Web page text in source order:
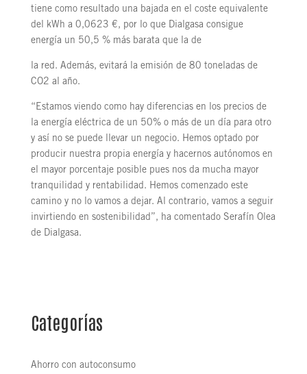
tiene como resultado una bajada en el coste equivalente
del kWh a 0,0623 €, por lo que Dialgasa consigue
energía un 50,5 % más barata que la de
la red. Además, evitará la emisión de 80 toneladas de
CO2 al año.
“Estamos viendo como hay diferencias en los precios de
la energía eléctrica de un 50% o más de un día para otro
y así no se puede llevar un negocio. Hemos optado por
producir nuestra propia energía y hacernos autónomos en
el mayor porcentaje posible pues nos da mucha mayor
tranquilidad y rentabilidad. Hemos comenzado este
camino y no lo vamos a dejar. Al contrario, vamos a seguir
invirtiendo en sostenibilidad”, ha comentado Serafín Olea
de Dialgasa.
Categorías
Ahorro con autoconsumo